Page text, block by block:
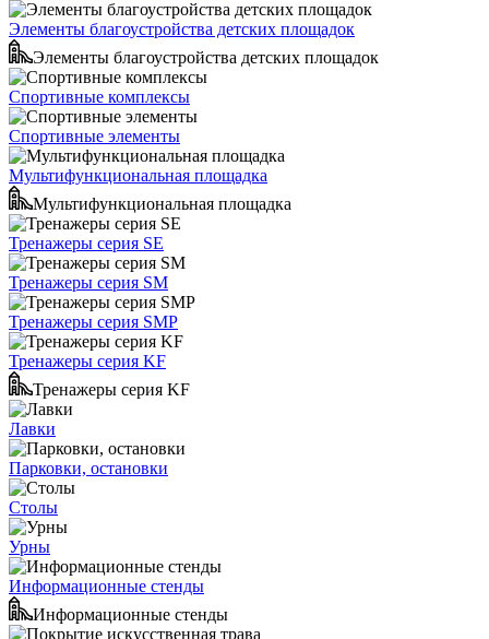
Элементы благоустройства детских площадок
Элементы благоустройства детских площадок
Спортивные комплексы
Спортивные элементы
Мультифункциональная площадка
Мультифункциональная площадка
Тренажеры серия SE
Тренажеры серия SM
Тренажеры серия SMP
Тренажеры серия KF
Тренажеры серия KF
Лавки
Парковки, остановки
Столы
Урны
Информационные стенды
Информационные стенды